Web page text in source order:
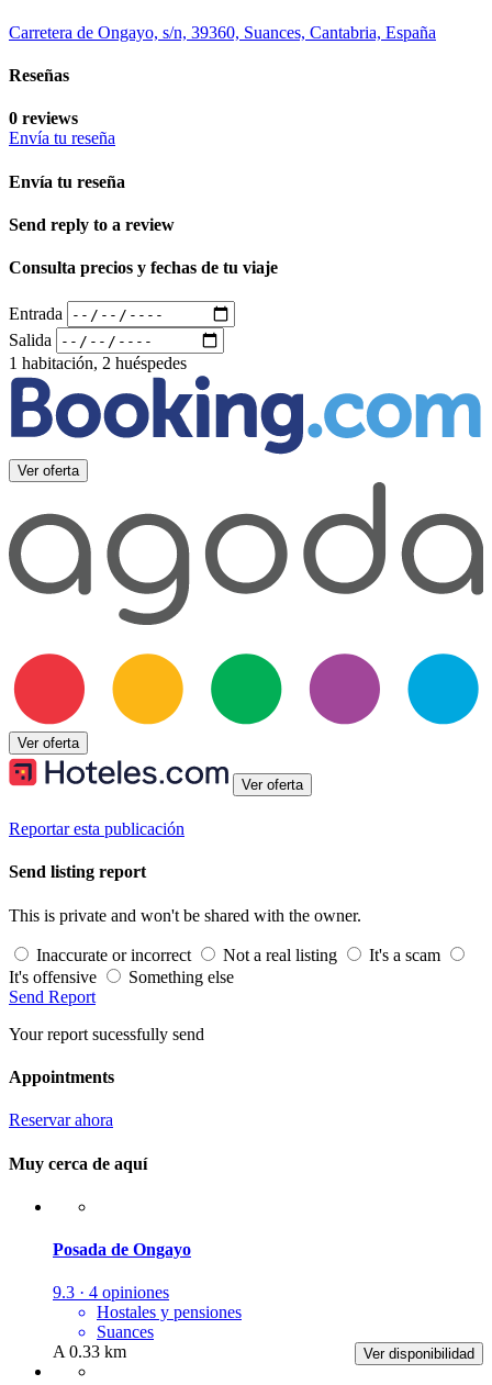
Carretera de Ongayo, s/n, 39360, Suances, Cantabria, España
Reseñas
0 reviews
Envía tu reseña
Envía tu reseña
Send reply to a review
Consulta precios y fechas de tu viaje
Entrada
Salida
1 habitación, 2 huéspedes
Ver oferta
Ver oferta
Ver oferta
Reportar esta publicación
Send listing report
This is private and won't be shared with the owner.
Inaccurate or incorrect Not a real listing
It's a scam
It's offensive
Something else
Send Report
Your report sucessfully send
Appointments
Reservar ahora
Muy cerca de aquí
Posada de Ongayo
9.3 · 4 opiniones
Hostales y pensiones
Suances
Ver disponibilidad
A 0.33 km